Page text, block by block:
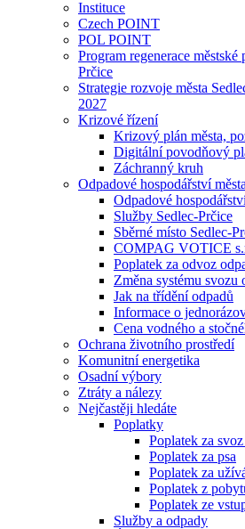
Instituce
Czech POINT
POL POINT
Program regenerace
Prčice
Strategie rozvoje města
2027
Krizové řízení
Krizový plán města,
Digitální povodňový
Záchranný kruh
Odpadové hospodářství města
Odpadové
Služby Sedlec-Prčice
Sběrné místo Sedlec-
COMPAG VOTICE
Poplatek za odvoz
Změna systému svozu
Jak na třídění odpadů
Informace o
Cena vodného a
Ochrana životního prostředí
Komunitní energetika
Osadní výbory
Ztráty a nálezy
Nejčastěji hledáte
Poplatky
Poplatek za
Poplatek za psa
Poplatek za
Poplatek z
Poplatek ze
Služby a odpady